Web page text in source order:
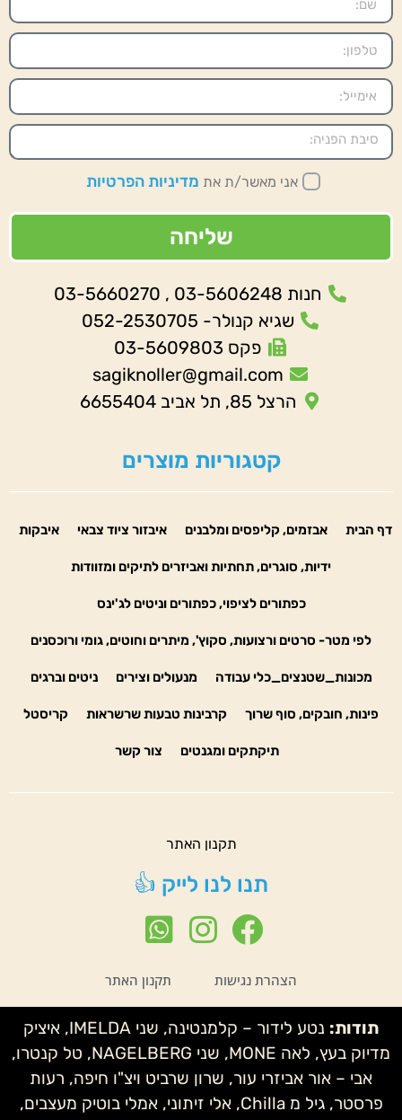
אני מאשר/ת את מדיניות הפרטיות
שליחה
חנות 03-5606248 , 03-5660270
שגיא קנולר- 052-2530705
פקס 03-5609803
sagiknoller@gmail.com
הרצל 85, תל אביב 6655404
קטגוריות מוצרים
דף הבית אבזמים, קליפסים ומלבנים איבזור ציוד צבאי איבקות
ידיות, סוגרים, תחתיות ואביזרים לתיקים ומזוודות
כפתורים לציפוי, כפתורים וניטים לג'ינס
לפי מטר- סרטים ורצועות, סקוץ', מיתרים וחוטים, גומי ורוכסנים
מכונות_שטנצים_כלי עבודה מנעולים וצירים ניטים וברגים
פינות, חובקים, סוף שרוך קרבינות טבעות שרשראות קריסטל
תיקתקים ומגנטים צור קשר
תקנון האתר
תנו לנו לייק 👍
הצהרת נגישות תקנון האתר
תודות:
נטע לידור – קלמנטינה, שני IMELDA, איציק
מדיוק בעץ, לאה MONE, שני NAGELBERG, טל קנטרו,
אבי – אור אביזרי עור, שרון שרביט ויצ"ו חיפה, רעות
פרסטר, גיל מ Chilla, אלי זיתוני, אמלי בוטיק מעצבים,